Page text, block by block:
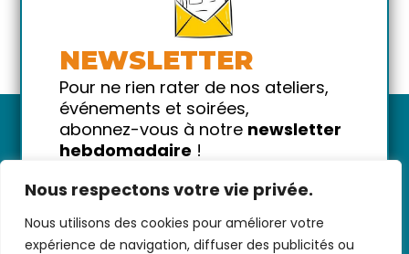
Nous respectons votre vie privée.
Nous utilisons des cookies pour améliorer votre
expérience de navigation, diffuser des publicités ou
Nous contacter-CGV/CGU-Données
NEWSLETTER
Pour ne rien rater de nos ateliers,
événements et soirées,
abonnez-vous à notre newsletter
hebdomadaire !
!
Votre email